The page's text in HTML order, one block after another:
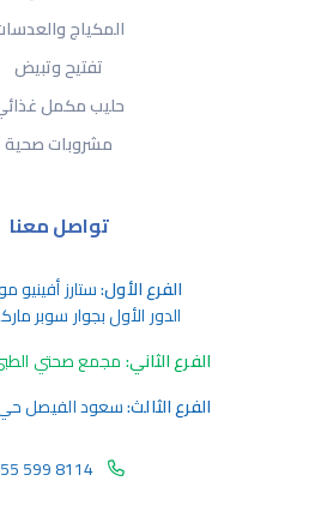
المكياج
تفتيح وتبيض
حليب مكمل
مشروبات صحية
تواصل معنا
الفرع الأول:ستارز أفينيو
الدور الأول بجوار سوبر
الفرع الثاني:مجمع صحتي
الفرع الثالث:سعود الفيصل
599 8114